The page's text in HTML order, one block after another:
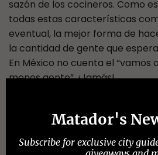
sazón de los cocineros. Como
todas estas características
eventual, la mejor forma de
la cantidad de gente que
En México no cuenta el “vamos
menos gente”. ¡Jamás!
Matador's
Subscribe for exclusive city